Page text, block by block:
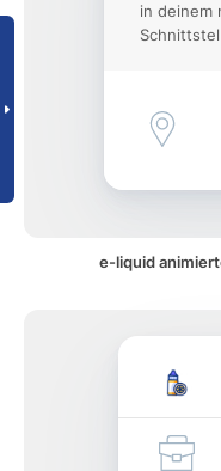
in deinem
e-liquid